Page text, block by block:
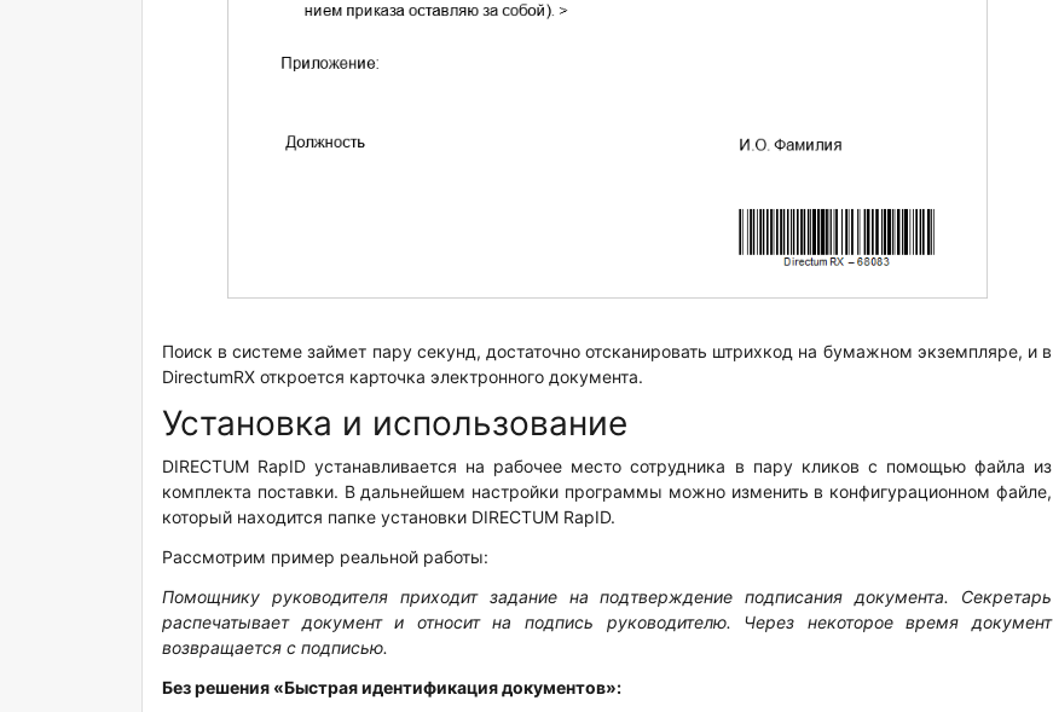
Поиск в системе займет пару секунд, достаточно отсканировать штрихкод на бумажном экземпляре, и в
DirectumRX откроется карточка электронного документа.
Установка и использование
DIRECTUM RapID устанавливается на рабочее место сотрудника в пару кликов с помощью файла из
комплекта поставки. В дальнейшем настройки программы можно изменить в конфигурационном файле,
который находится папке установки DIRECTUM RapID.
Рассмотрим пример реальной работы:
Помощнику руководителя приходит задание на подтверждение подписания документа. Секретарь
распечатывает документ и относит на подпись руководителю. Через некоторое время документ
возвращается с подписью.
Без решения «Быстрая идентификация документов»: